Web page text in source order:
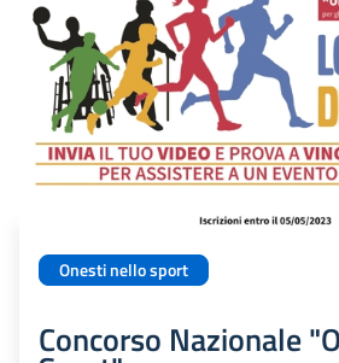
Onesti nello sport
Concorso Nazionale